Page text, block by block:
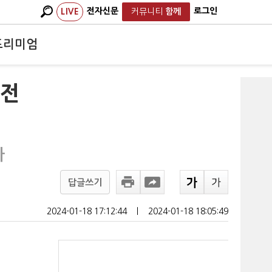
LIVE 전자신문 커뮤니티 함께 로그인
리미엄
답글쓰기
2024-01-18 17:12:44 2024-01-18 18:05:49